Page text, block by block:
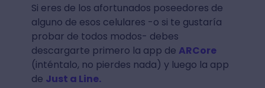
Si eres de los afortunados poseedores de
alguno de esos celulares -o si te gustaría
probar de todos modos- debes
descargarte primero la app de ARCore
(inténtalo, no pierdes nada) y luego la app
de Just a Line.